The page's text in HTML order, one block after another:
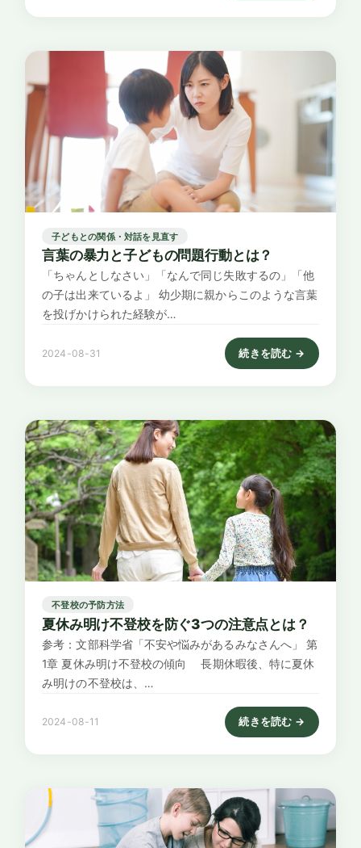
子どもとの関係・対話を見直す
言葉の暴力と子どもの問題行動とは？
「ちゃんとしなさい」「なんで同じ失敗するの」「他
の子は出来ているよ」 幼少期に親からこのような言葉
を投げかけられた経験が…
2024-08-31 続きを読む →
: 言葉の暴力と子どもの
不登校の予防方法
夏休み明け不登校を防ぐ3つの注意点とは？
参考：文部科学省「不安や悩みがあるみなさんへ」 第
1章 夏休み明け不登校の傾向 長期休暇後、特に夏休
み明けの不登校は、…
2024-08-11 続きを読む →
: 夏休み明け不登校を防